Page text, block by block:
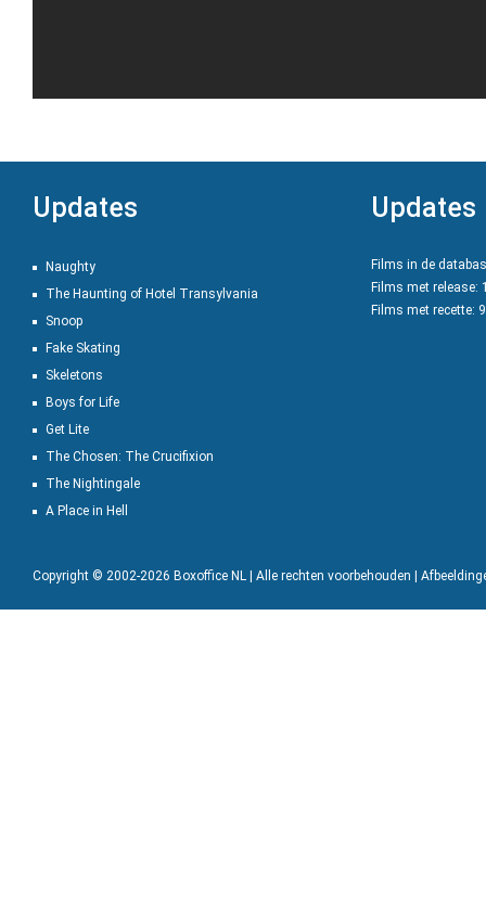
Updates
Naughty
The Haunting of Hotel Transylvania
Snoop
Fake Skating
Skeletons
Boys for Life
Get Lite
The Chosen: The Crucifixion
The Nightingale
A Place in Hell
Updates
Films in de
Films met release:
Films met recette:
Copyright © 2002-2026 Boxoffice NL | Alle rechten voorbehouden |